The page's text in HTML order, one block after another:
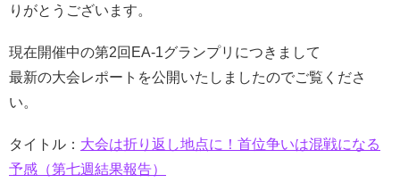
りがとうございます。
現在開催中の第2回EA-1グランプリにつきまして
最新の大会レポートを公開いたしましたのでご覧くださ
い。
タイトル： 大会は折り返し地点に！首位争いは混戦になる
予感（第七週結果報告）